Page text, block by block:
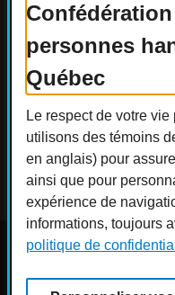
personnes
Québec
Le respect de votre
utilisons des témoins
en anglais) pour
ainsi que pour
expérience de
informations, toujours
politique de
Actualités
Nous joindre
Guide sur